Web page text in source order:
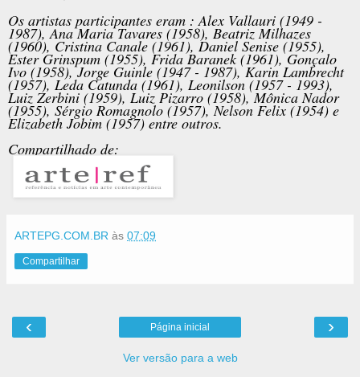
Os artistas participantes eram : Alex Vallauri (1949 -
1987), Ana Maria Tavares (1958), Beatriz Milhazes
(1960), Cristina Canale (1961), Daniel Senise (1955),
Ester Grinspum (1955), Frida Baranek (1961), Gonçalo
Ivo (1958), Jorge Guinle (1947 - 1987), Karin Lambrecht
(1957), Leda Catunda (1961), Leonilson (1957 - 1993),
Luiz Zerbini (1959), Luiz Pizarro (1958), Mônica Nador
(1955), Sérgio Romagnolo (1957), Nelson Felix (1954) e
Elizabeth Jobim (1957) entre outros.
Compartilhado de:
ARTEPG.COM.BR às 07:09
Compartilhar
‹ ›
Página inicial
Ver versão para a web